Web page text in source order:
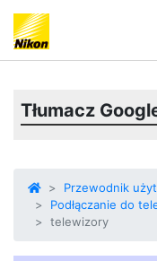
Tłumacz
Przewodnik
Podłączanie do
telewizory